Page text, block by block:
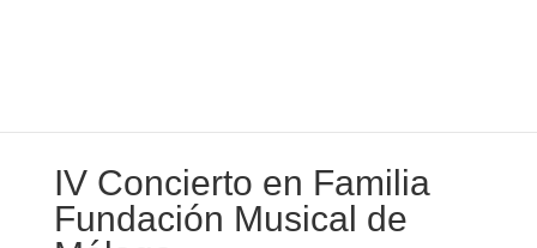
IV Concierto en Familia
Fundación Musical de